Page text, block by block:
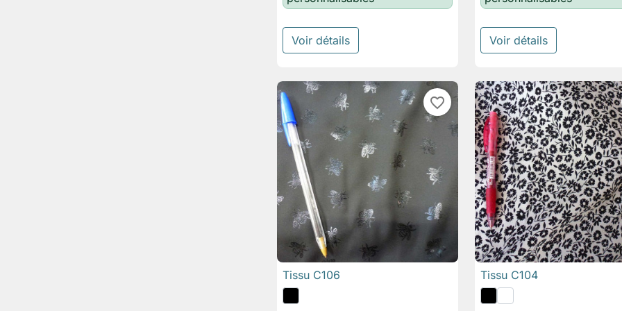
Voir détails Voir détails
favorite_border
 Aperçu rapide
Tissu C106  Aperçu rapide
Tissu C104